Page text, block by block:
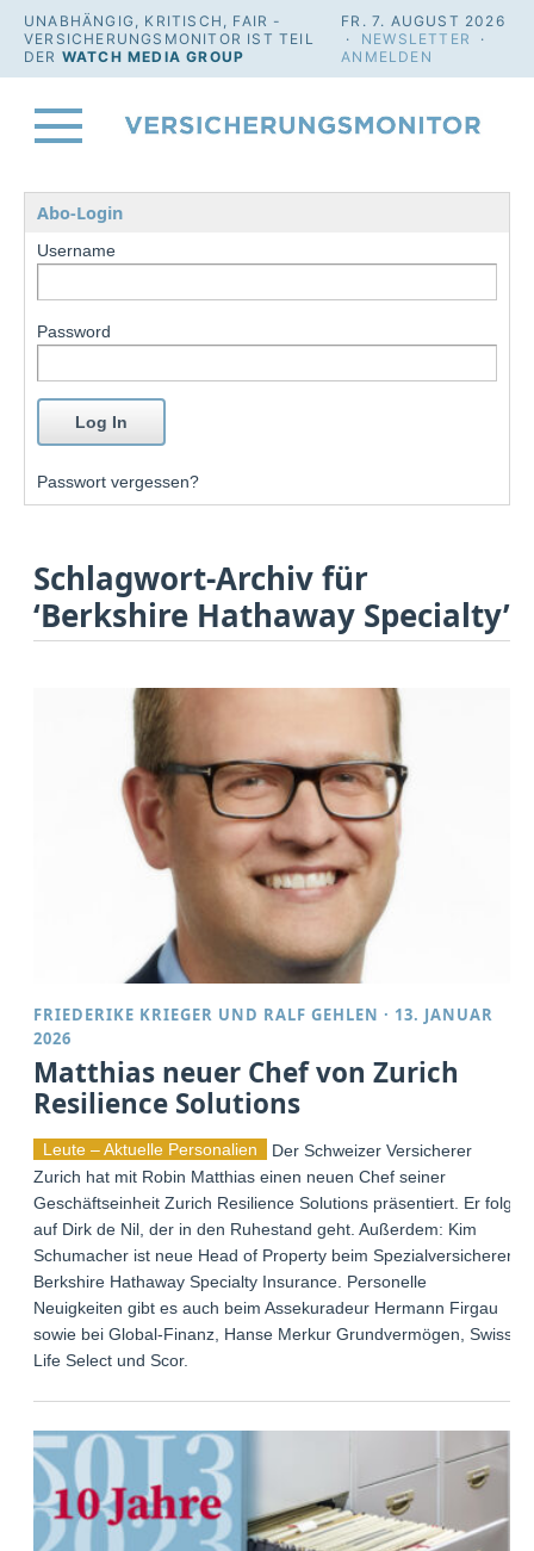
UNABHÄNGIG, KRITISCH, FAIR -
VERSICHERUNGSMONITOR IST TEIL
DER WATCH MEDIA GROUP
FR. 7. AUGUST 2026
· NEWSLETTER
·
ANMELDEN
Abo-Login
Username
Password
Passwort vergessen?
Schlagwort-Archiv für
‘Berkshire Hathaway Specialty’
FRIEDERIKE KRIEGER UND RALF GEHLEN · 13. JANUAR
2026
Matthias neuer Chef von Zurich
Resilience Solutions
Leute – Aktuelle Personalien
Der Schweizer Versicherer
Zurich hat mit Robin Matthias einen neuen Chef seiner
Geschäftseinheit Zurich Resilience Solutions präsentiert. Er folgt
auf Dirk de Nil, der in den Ruhestand geht. Außerdem: Kim
Schumacher ist neue Head of Property beim Spezialversicherer
Berkshire Hathaway Specialty Insurance. Personelle
Neuigkeiten gibt es auch beim Assekuradeur Hermann Firgau
sowie bei Global-Finanz, Hanse Merkur Grundvermögen, Swiss
Life Select und Scor.